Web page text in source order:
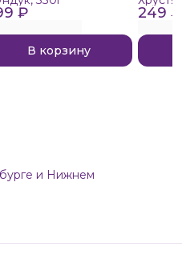
₽
В корзину
249 ₽
и Нижнем